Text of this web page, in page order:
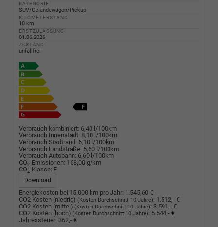
KATEGORIE
SUV/Geländewagen/Pickup
KILOMETERSTAND
10 km
ERSTZULASSUNG
01.06.2026
ZUSTAND
unfallfrei
Verbrauch kombiniert: 6,40 l/100km
Verbrauch Innenstadt: 8,10 l/100km
Verbrauch Stadtrand: 6,10 l/100km
Verbrauch Landstraße: 5,60 l/100km
Verbrauch Autobahn: 6,60 l/100km
CO2-Emissionen: 168,00 g/km
CO2-Klasse: F
Download
Energiekosten bei 15.000 km pro Jahr: 1.545,60 €
CO2 Kosten (niedrig) (Kosten Durchschnitt 10 Jahre): 1.512,- €
CO2 Kosten (mittel) (Kosten Durchschnitt 10 Jahre): 3.591,- €
CO2 Kosten (hoch) (Kosten Durchschnitt 10 Jahre): 5.544,- €
Jahressteuer: 362,- €